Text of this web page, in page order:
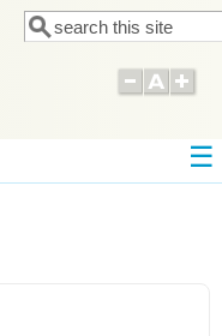
Форма поиска
Поиск